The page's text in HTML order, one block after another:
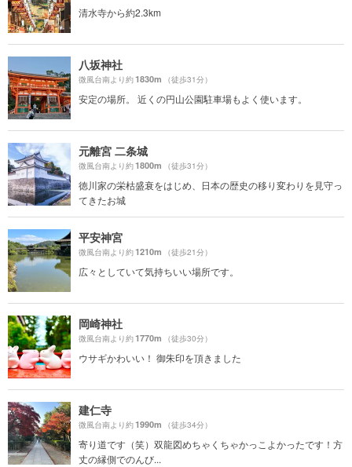
清水寺から約2.3km
八坂神社
微風台南より約1830m （徒歩31分）
安定の場所。 近くの円山公園駐車場もよく使います。
元離宮 二条城
微風台南より約1800m （徒歩31分）
徳川家の栄枯盛衰をはじめ、日本の歴史の移り変わりを見守っ
てきたお城
平安神宮
微風台南より約1210m （徒歩21分）
広々としていて気持ちいい場所です。
岡崎神社
微風台南より約1770m （徒歩30分）
ウサギかわいい！ 御朱印を頂きました
建仁寺
微風台南より約1990m （徒歩34分）
寄り道です（笑）双龍図めちゃくちゃかっこよかったです！方
丈の縁側でのんび...